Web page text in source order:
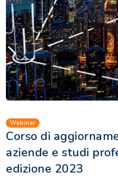
Webinar
Corso di
aziende e studi
edizione 2023